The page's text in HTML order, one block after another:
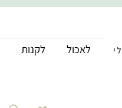
לאכול לקנות